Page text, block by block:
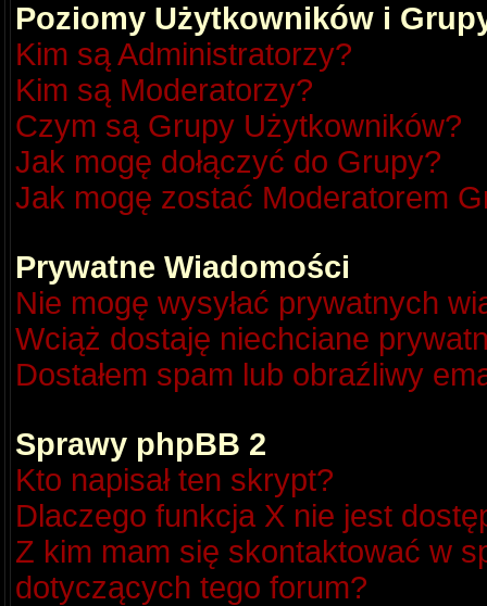
Poziomy Użytkowników i
Kim są Administratorzy?
Kim są Moderatorzy?
Czym są Grupy Użytkowników?
Jak mogę dołączyć do Grupy?
Jak mogę zostać Moderatorem
Prywatne Wiadomości
Nie mogę wysyłać prywatnych
Wciąż dostaję niechciane
Dostałem spam lub obraźliwy
Sprawy phpBB 2
Kto napisał ten skrypt?
Dlaczego funkcja X nie jest
Z kim mam się skontaktować w
dotyczących tego forum?